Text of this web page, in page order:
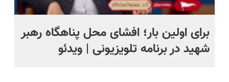
برای اولین بار؛ افشای محل پناهگاه‌ رهبر
شهید در برنامه تلویزیونی | ویدئو